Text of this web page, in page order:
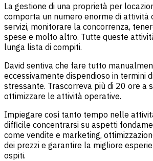
La gestione di una proprietà per
comporta un numero enorme di attività
servizi, monitorare la concorrenza,
spese e molto altro. Tutte queste
lunga lista di compiti.
David sentiva che fare tutto
eccessivamente dispendioso in termini
stressante. Trascorreva più di 20 ore a
ottimizzare le attività operative.
Impiegare così tanto tempo nelle
difficile concentrarsi su aspetti
come vendite e marketing,
dei prezzi e garantire la migliore
ospiti.